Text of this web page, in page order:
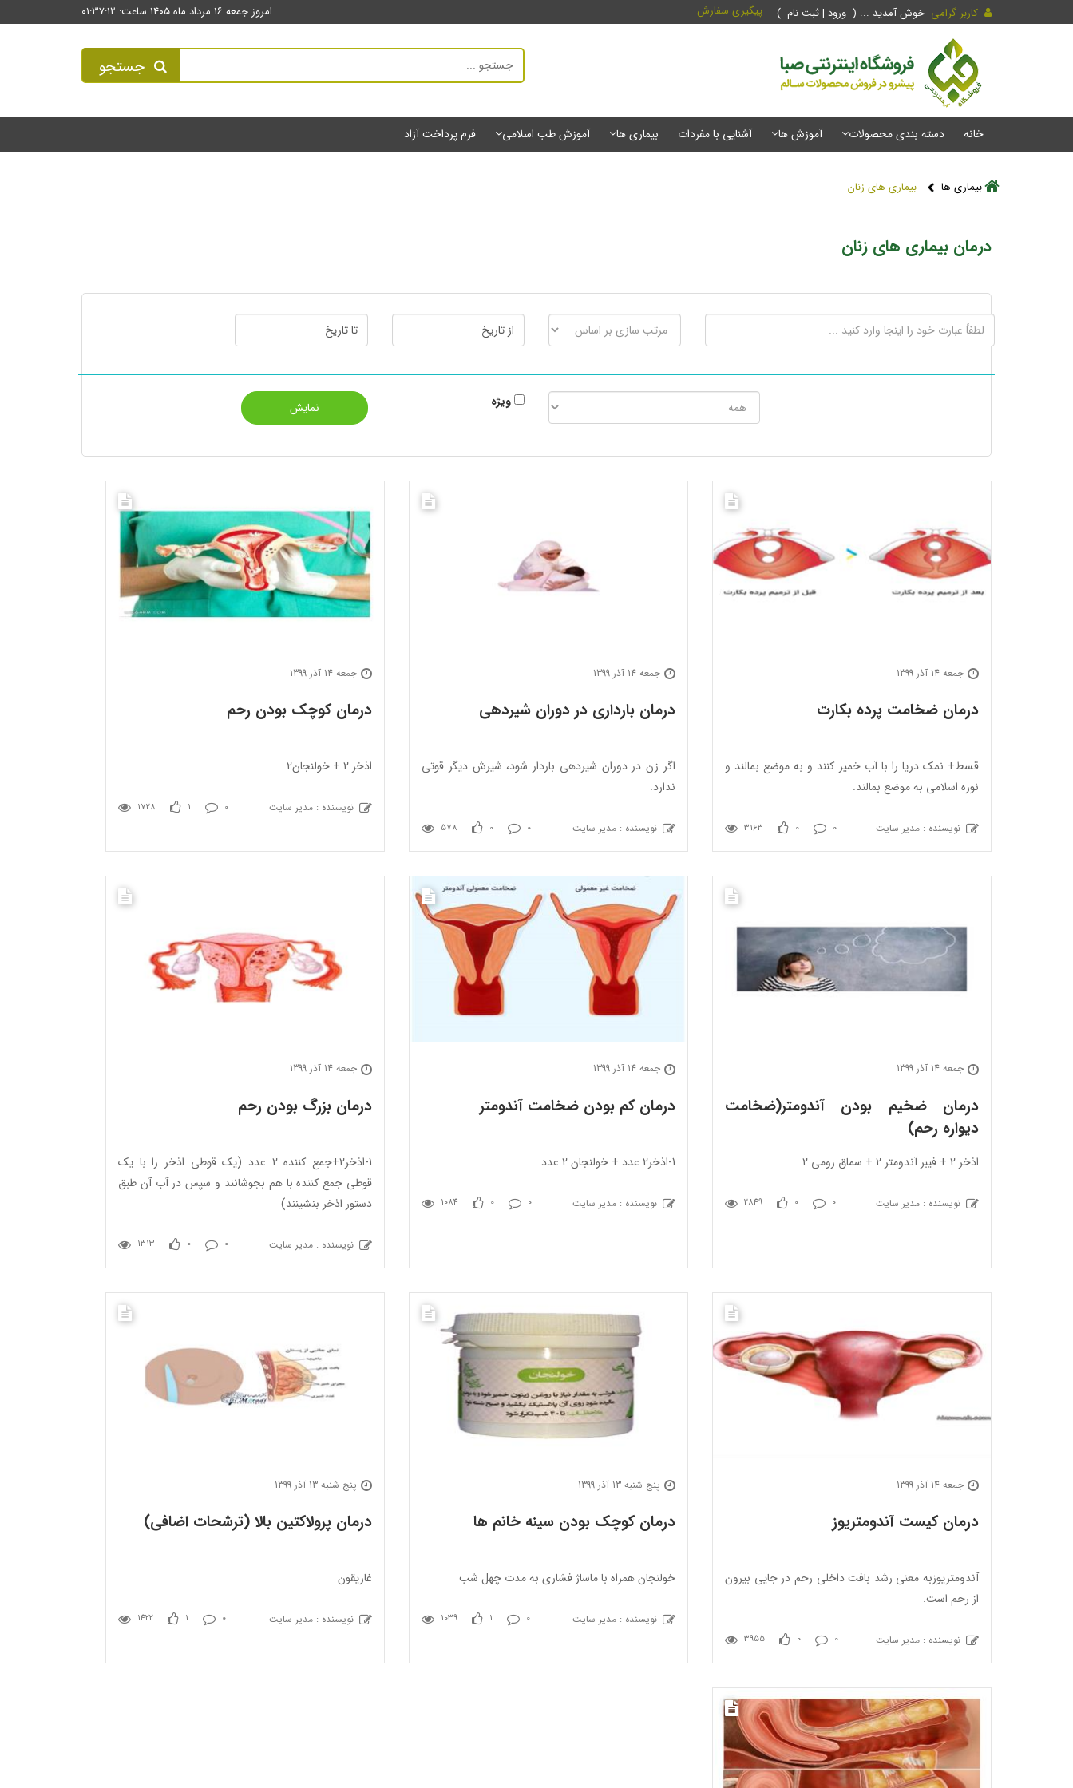
کاربر گرامی خوش آمدید ... ( ورود | ثبت نام ) پیگیری سفارش امروز جمعه ۱۶ مرداد ماه ۱۴۰۵ ساعت: ۰۱:۳۷:۱۲
جستجو
خانه دسته بندی محصولات آموزش ها آشنایی با مفردات بیماری ها آموزش طب اسلامی فرم پرداخت آزاد
بیماری ها بیماری های زنان
درمان بیماری های زنان
ویژه
جمعه 14 آذر 1399
درمان ضخامت پرده بکارت
قسط+ نمک دریا را با آب خمیر کنند و به موضع بمالند و
نوره اسلامی به موضع بمالند.
نویسنده : مدیر سایت 3163 0 0
جمعه 14 آذر 1399
درمان بارداری در دوران شیردهی
اگر زن در دوران شیردهی باردار شود، شیرش دیگر قوتی
ندارد.
نویسنده : مدیر سایت 578 0 0
جمعه 14 آذر 1399
درمان کوچک بودن رحم
اذخر 2 + خولنجان2
نویسنده : مدیر سایت 1728 1 0
جمعه 14 آذر 1399
درمان ضخیم بودن آندومتر(ضخامت
دیواره رحم)
اذخر 2 + فیبر آندومتر 2 + سماق رومی 2
نویسنده : مدیر سایت 2849 0 0
جمعه 14 آذر 1399
درمان کم بودن ضخامت آندومتر
1-اذخر2 عدد + خولنجان 2 عدد
نویسنده : مدیر سایت 1084 0 0
جمعه 14 آذر 1399
درمان بزرگ بودن رحم
1-اذخر2+جمع کننده 2 عدد (یک قوطی اذخر را با یک
قوطی جمع کننده با هم بجوشانند و سپس در آب آن طبق
دستور اذخر بنشینند)
نویسنده : مدیر سایت 1313 0 0
جمعه 14 آذر 1399
درمان کیست آندومتریوز
آندومتریوزبه معنی رشد بافت داخلی رحم در جایی بیرون
از رحم است.
نویسنده : مدیر سایت 3955 0 0
پنج شنبه 13 آذر 1399
درمان کوچک بودن سینه خانم ها
خولنجان همراه با ماساژ فشاری به مدت چهل شب
نویسنده : مدیر سایت 1039 1 0
پنج شنبه 13 آذر 1399
درمان پرولاکتین بالا (ترشحات اضافی)
غاریقون
نویسنده : مدیر سایت 1422 1 0